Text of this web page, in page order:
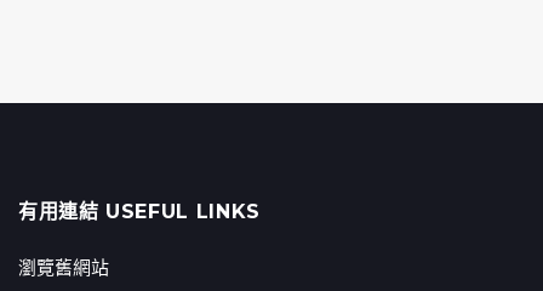
有用連結 USEFUL LINKS
瀏覽舊網站